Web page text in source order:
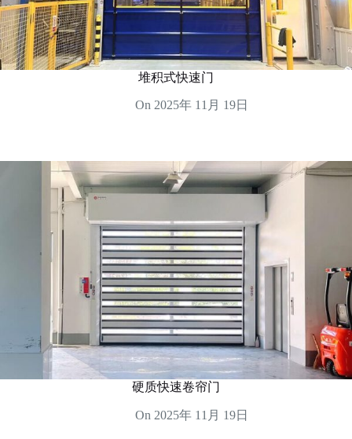
堆积式快速门
On 2025年 11月 19日
硬质快速卷帘门
On 2025年 11月 19日